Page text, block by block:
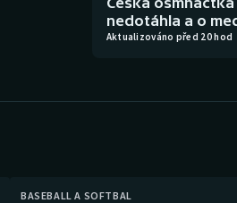
nedotáhla a o
Aktualizováno před 20 hod
BASEBALL A SOFTBAL